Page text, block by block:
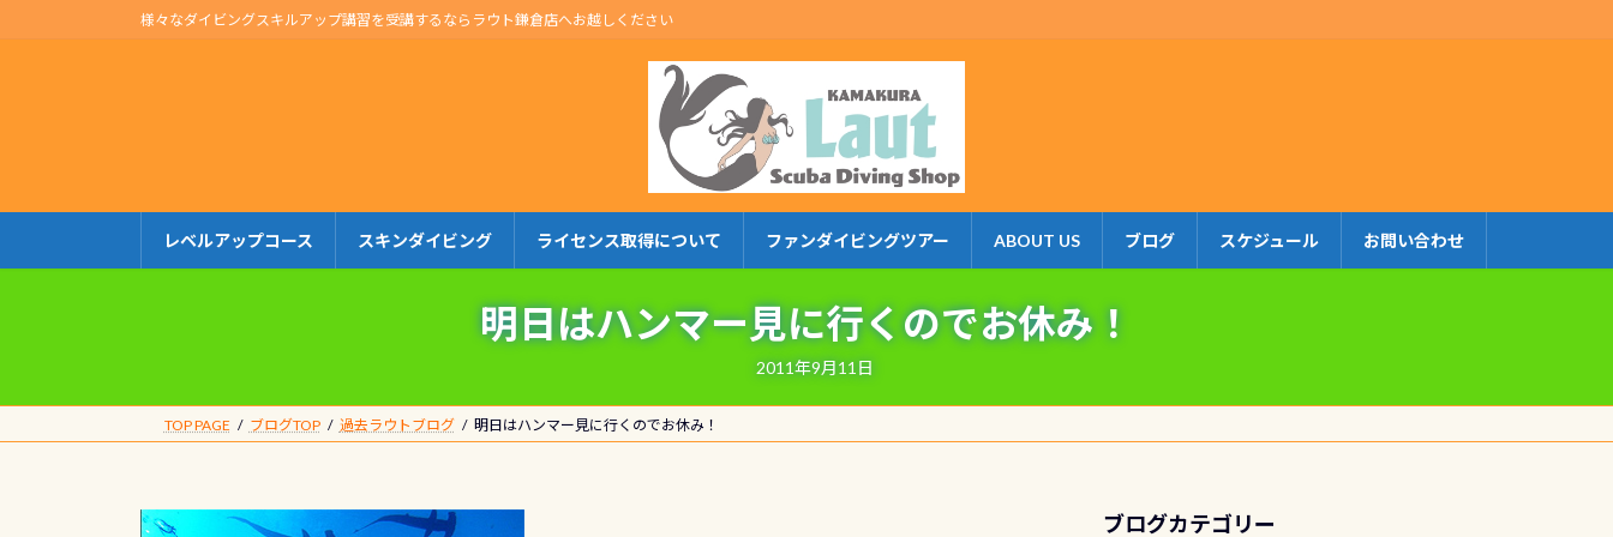
ン
キ
プ
ビ
に
動
様々なダイビングスキルアップ講習を受講するならラウト鎌倉店へお越しください
レベルアップコース スキンダイビング ライセンス取得について ファンダイビングツアー ABOUT US ブログ スケジュール お問い合わせ
明日はハンマー見に行くのでお休み！
2011年9月11日
TOP PAGE ブログTOP 過去ラウトブログ 明日はハンマー見に行くのでお休み！
ブログカテゴリー